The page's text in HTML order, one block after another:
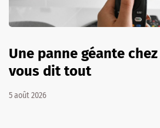
Une panne géante
vous dit tout
5 août 2026